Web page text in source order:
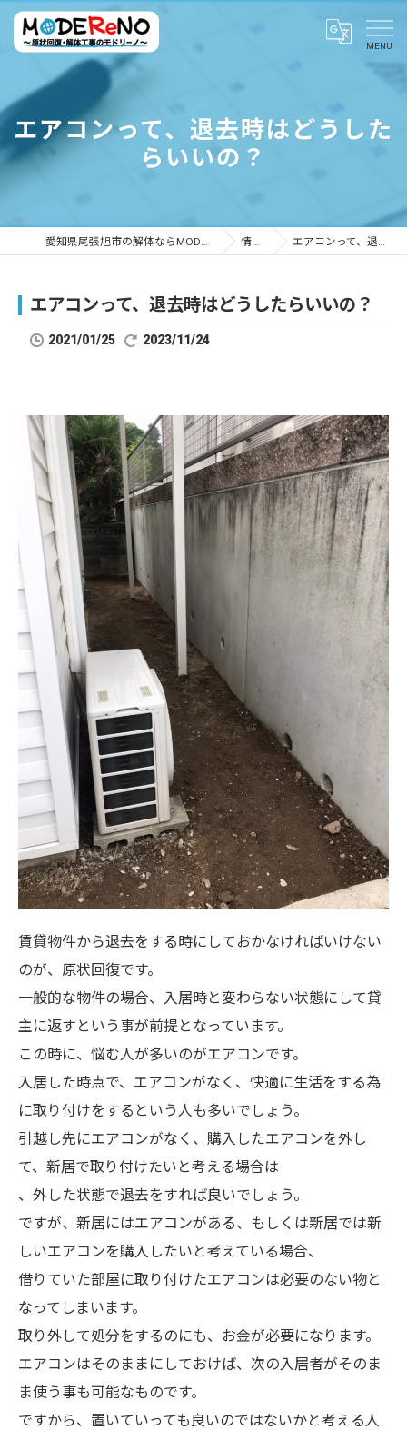
エアコンって、退去時はどうした
らいいの？
愛知県尾張旭市の解体ならMODEReNO ～原状回復・解体工事のモドリーノ～ 情報ブログ エアコンって、退去時はどうしたらいいの？
エアコンって、退去時はどうしたらいいの？
2021/01/25 2023/11/24
賃貸物件から退去をする時にしておかなければいけない
のが、原状回復です。
一般的な物件の場合、入居時と変わらない状態にして貸
主に返すという事が前提となっています。
この時に、悩む人が多いのがエアコンです。
入居した時点で、エアコンがなく、快適に生活をする為
に取り付けをするという人も多いでしょう。
引越し先にエアコンがなく、購入したエアコンを外し
て、新居で取り付けたいと考える場合は
、外した状態で退去をすれば良いでしょう。
ですが、新居にはエアコンがある、もしくは新居では新
しいエアコンを購入したいと考えている場合、
借りていた部屋に取り付けたエアコンは必要のない物と
なってしまいます。
取り外して処分をするのにも、お金が必要になります。
エアコンはそのままにしておけば、次の入居者がそのま
ま使う事も可能なものです。
ですから、置いていっても良いのではないかと考える人